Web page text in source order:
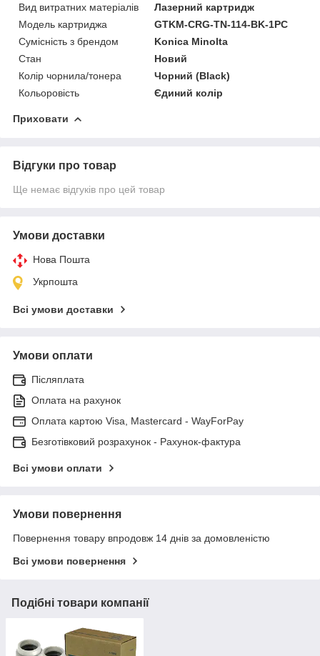
Вид витратних матеріалів
Лазерний картридж
Модель картриджа
GTKM-CRG-TN-114-BK-1PC
Сумісність з брендом
Konica Minolta
Стан
Новий
Колір чорнила/тонера
Чорний (Black)
Кольоровість
Єдиний колір
Приховати
Відгуки про товар
Ще немає відгуків про цей товар
Умови доставки
Нова Пошта
Укрпошта
Всі умови доставки
Умови оплати
Післяплата
Оплата на рахунок
Оплата картою Visa, Mastercard - WayForPay
Безготівковий розрахунок - Рахунок-фактура
Всі умови оплати
Умови повернення
Повернення товару впродовж 14 днів за домовленістю
Всі умови повернення
Подібні товари компанії